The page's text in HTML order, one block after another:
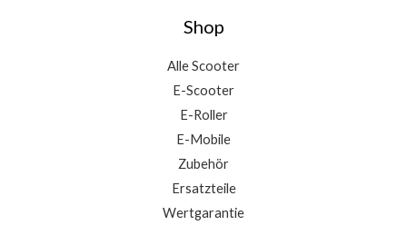
Shop
Alle Scooter
E-Scooter
E-Roller
E-Mobile
Zubehör
Ersatzteile
Wertgarantie